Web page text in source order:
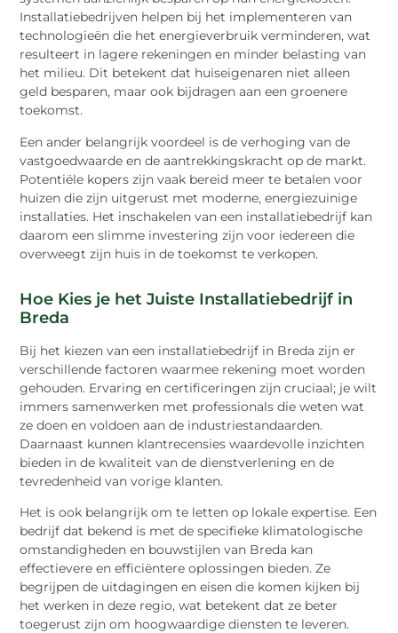
Installatiebedrijven helpen bij het implementeren van
technologieën die het energieverbruik verminderen, wat
resulteert in lagere rekeningen en minder belasting van
het milieu. Dit betekent dat huiseigenaren niet alleen
geld besparen, maar ook bijdragen aan een groenere
toekomst.
Een ander belangrijk voordeel is de verhoging van de
vastgoedwaarde en de aantrekkingskracht op de markt.
Potentiële kopers zijn vaak bereid meer te betalen voor
huizen die zijn uitgerust met moderne, energiezuinige
installaties. Het inschakelen van een installatiebedrijf kan
daarom een slimme investering zijn voor iedereen die
overweegt zijn huis in de toekomst te verkopen.
Hoe Kies je het Juiste Installatiebedrijf in
Breda
Bij het kiezen van een installatiebedrijf in Breda zijn er
verschillende factoren waarmee rekening moet worden
gehouden. Ervaring en certificeringen zijn cruciaal; je wilt
immers samenwerken met professionals die weten wat
ze doen en voldoen aan de industriestandaarden.
Daarnaast kunnen klantrecensies waardevolle inzichten
bieden in de kwaliteit van de dienstverlening en de
tevredenheid van vorige klanten.
Het is ook belangrijk om te letten op lokale expertise. Een
bedrijf dat bekend is met de specifieke klimatologische
omstandigheden en bouwstijlen van Breda kan
effectievere en efficiëntere oplossingen bieden. Ze
begrijpen de uitdagingen en eisen die komen kijken bij
het werken in deze regio, wat betekent dat ze beter
toegerust zijn om hoogwaardige diensten te leveren.